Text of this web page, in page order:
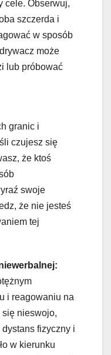
cele. Obserwuj,
szczerda i
w sposób
może
lub próbować
granic i
czujesz się
że ktoś
swoje
że nie jesteś
tej
i reagowaniu na
nieswojo,
fizyczny i
w kierunku